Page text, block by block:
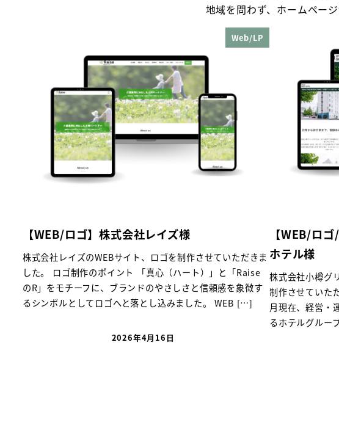
地域を問わず、ホームペー
イズ様
ゴを制作させていただきま
心（ハート）」と「Raise
やさしさと信頼感を象徴す
込みました。 WEB […]
【WEB/ロゴ/名刺制作】株式会社小樽グ
ホテル様
株式会社小樽グリーンホテル様のWEBサイト、ロゴ
制作させていただきました。 WEB制作のポイント
月現在、経営・運営・開業予定を含め9店舗を展開さ
るホテルグループ様の公式サイトを制作いたしまし